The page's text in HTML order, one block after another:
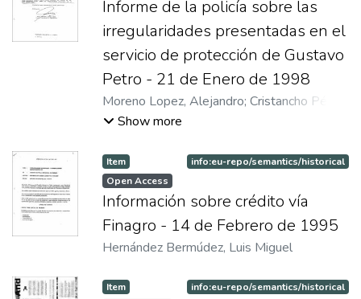
Informe de la policía sobre las
irregularidades presentadas en el
servicio de protección de Gustavo
Petro - 21 de Enero de 1998
Moreno Lopez, Alejandro; Cristancho Pérez,
Álvaro
Show more
Item
Open Access
info:eu-repo/semantics/historical
Información sobre crédito vía
Finagro - 14 de Febrero de 1995
Hernández Bermúdez, Luis Miguel
Item
info:eu-repo/semantics/historical